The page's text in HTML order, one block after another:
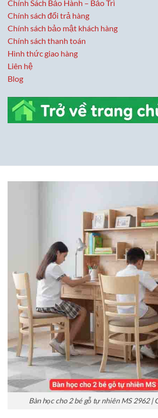
Chính Sách Bảo Hành – Bảo Trì
Chính sách đổi trả hàng
Chính sách bảo mật khách hàng
Chính sách thanh toán
Hình thức giao hàng
Liên hệ
Blog
Bàn học cho 2 bé gỗ tự nhiên MS 2962 |